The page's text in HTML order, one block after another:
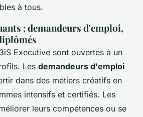
à tous.
: demandeurs d'emploi,
Executive sont ouvertes à un
Les demandeurs d'emploi
dans des métiers créatifs en
intensifs et certifiés. Les
leurs compétences ou se